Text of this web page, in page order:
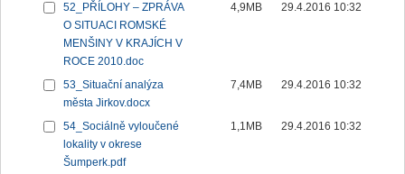
52_PŘÍLOHY – ZPRÁVA
O SITUACI ROMSKÉ
MENŠINY V KRAJÍCH V
ROCE 2010.doc
4,9MB 29.4.2016 10:32
53_Situační analýza
města Jirkov.docx
7,4MB 29.4.2016 10:32
54_Sociálně vyloučené
lokality v okrese
Šumperk.pdf
1,1MB 29.4.2016 10:32